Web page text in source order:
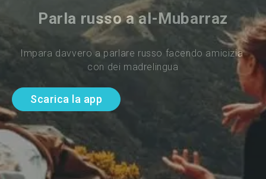
Parla russo a al-Mubarraz
Impara davvero a parlare russo facendo amicizia
con dei madrelingua
Scarica la app